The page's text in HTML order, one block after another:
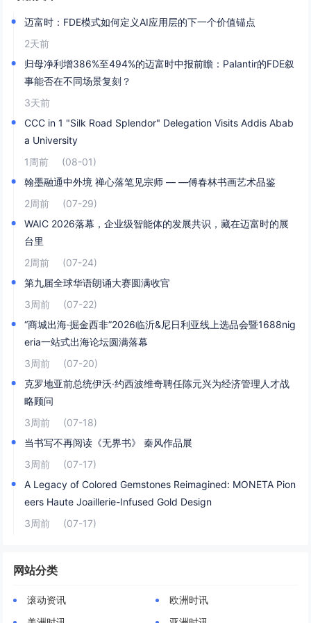
迈富时：FDE模式如何定义AI应用层的下一个价值锚点
2天前
归母净利增386%至494%的迈富时中报前瞻：Palantir的FDE叙
事能否在不同场景复刻？
3天前
CCC in 1 "Silk Road Splendor" Delegation Visits Addis Abab
a University
1周前
(08-01)
翰墨融通中外境 禅心落笔见宗师 — —傅春林书画艺术品鉴
2周前
(07-29)
WAIC 2026落幕，企业级智能体的发展共识，藏在迈富时的展
台里
2周前
(07-24)
第九届全球华语朗诵大赛圆满收官
3周前
(07-22)
“商城出海·掘金西非”2026临沂&尼日利亚线上选品会暨1688nig
eria一站式出海论坛圆满落幕
3周前
(07-20)
克罗地亚前总统伊沃·约西波维奇聘任陈元兴为经济管理人才战
略顾问
3周前
(07-18)
当书写不再阅读《无界书》 秦风作品展
3周前
(07-17)
A Legacy of Colored Gemstones Reimagined: MONETA Pion
eers Haute Joaillerie-Infused Gold Design
3周前
(07-17)
网站分类
滚动资讯
欧洲时讯